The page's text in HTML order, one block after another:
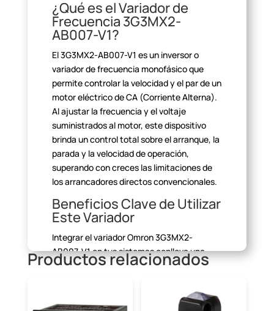
¿Qué es el Variador de
Frecuencia 3G3MX2-
AB007-V1?
El 3G3MX2-AB007-V1 es un inversor o
variador de frecuencia monofásico que
permite controlar la velocidad y el par de un
motor eléctricode CA (Corriente Alterna).
Al ajustar la frecuencia y el voltaje
suministrados al motor, este dispositivo
brinda un control total sobre elarranque, la
parada y la velocidad de operación,
superando con creces laslimitaciones de
los arrancadores directos convencionales.
Beneficios Clave de Utilizar
Este Variador
Integrar el variador Omron 3G3MX2-
AB007-V1 en tus sistemasconlleva una
serie de ventajas significativas:
Reduce
el consumo de electricidad al ajustar la
Productos relacionados